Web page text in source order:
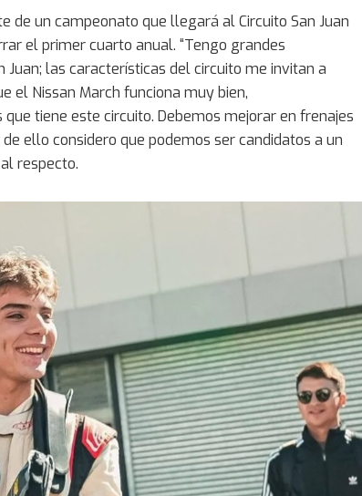
de un campeonato que llegará al Circuito San Juan
el primer cuarto anual. “Tengo grandes
las características del circuito me invitan a
el Nissan March funciona muy bien,
tiene este circuito. Debemos mejorar en frenajes
ello considero que podemos ser candidatos a un
respecto.